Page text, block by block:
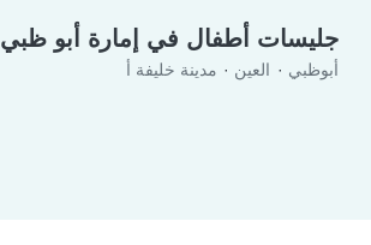
جليسات أطفال في إمارة أبو ظبي
أبوظبي العين مدينة خليفة أ